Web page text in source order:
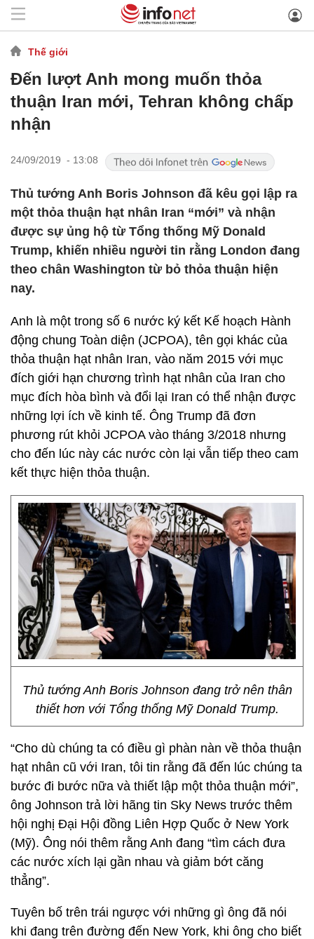
Thế giới
Đến lượt Anh mong muốn thỏa
thuận Iran mới, Tehran không chấp
nhận
24/09/2019 - 13:08
Thủ tướng Anh Boris Johnson đã kêu gọi lập ra
một thỏa thuận hạt nhân Iran “mới” và nhận
được sự ủng hộ từ Tổng thống Mỹ Donald
Trump, khiến nhiều người tin rằng London đang
theo chân Washington từ bỏ thỏa thuận hiện
nay.
Anh là một trong số 6 nước ký kết Kế hoạch Hành
động chung Toàn diện (JCPOA), tên gọi khác của
thỏa thuận hạt nhân Iran, vào năm 2015 với mục
đích giới hạn chương trình hạt nhân của Iran cho
mục đích hòa bình và đổi lại Iran có thể nhận được
những lợi ích về kinh tế. Ông Trump đã đơn
phương rút khỏi JCPOA vào tháng 3/2018 nhưng
cho đến lúc này các nước còn lại vẫn tiếp theo cam
kết thực hiện thỏa thuận.
Thủ tướng Anh Boris Johnson đang trở nên thân
thiết hơn với Tổng thống Mỹ Donald Trump.
“Cho dù chúng ta có điều gì phàn nàn về thỏa thuận
hạt nhân cũ với Iran, tôi tin rằng đã đến lúc chúng ta
bước đi bước nữa và thiết lập một thỏa thuận mới”,
ông Johnson trả lời hãng tin Sky News trước thêm
hội nghị Đại Hội đồng Liên Hợp Quốc ở New York
(Mỹ). Ông nói thêm rằng Anh đang “tìm cách đưa
các nước xích lại gần nhau và giảm bớt căng
thẳng”.
Tuyên bố trên trái ngược với những gì ông đã nói
khi đang trên đường đến New York, khi ông cho biết